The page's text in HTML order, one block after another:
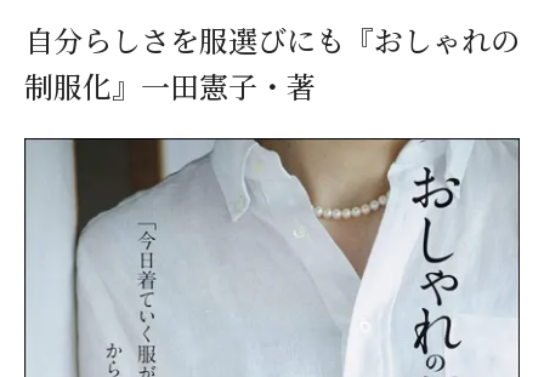
自分らしさを服選びにも『おしゃれの
制服化』一田憲子・著